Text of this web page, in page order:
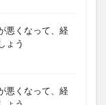
悪くなって、経
ょう
悪くなって、経